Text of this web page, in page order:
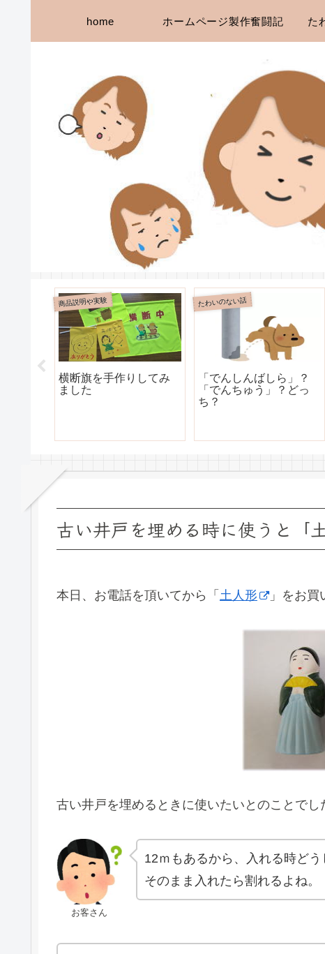
home ホームページ製作奮闘記 た
商品説明や実験
横断旗を手作りしてみ
ました
たわいのない話
「でんしんばしら」？
「でんちゅう」？どっ
ち？
古い井戸を埋める時に使うと「
本日、お電話を頂いてから「 土人形 」をお買
古い井戸を埋めるときに使いたいとのことでし
お客さん
12ｍもあるから、入れる時どう
そのまま入れたら割れるよね。